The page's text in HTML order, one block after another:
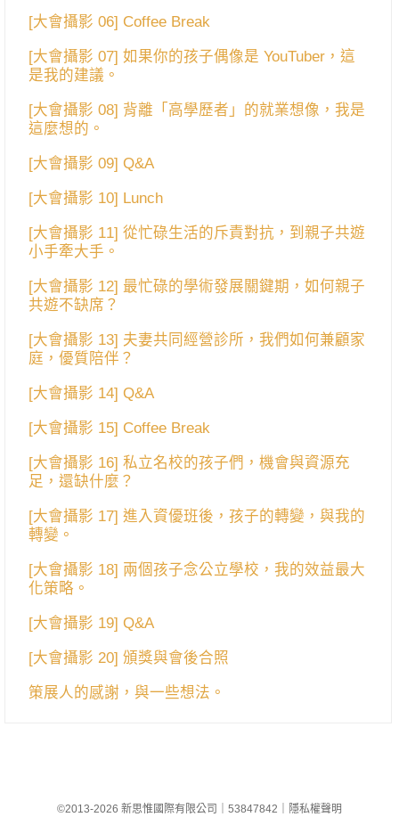
[大會攝影 06] Coffee Break
[大會攝影 07] 如果你的孩子偶像是 YouTuber，這
是我的建議。
[大會攝影 08] 背離「高學歷者」的就業想像，我是
這麼想的。
[大會攝影 09] Q&A
[大會攝影 10] Lunch
[大會攝影 11] 從忙碌生活的斥責對抗，到親子共遊
小手牽大手。
[大會攝影 12] 最忙碌的學術發展關鍵期，如何親子
共遊不缺席？
[大會攝影 13] 夫妻共同經營診所，我們如何兼顧家
庭，優質陪伴？
[大會攝影 14] Q&A
[大會攝影 15] Coffee Break
[大會攝影 16] 私立名校的孩子們，機會與資源充
足，還缺什麼？
[大會攝影 17] 進入資優班後，孩子的轉變，與我的
轉變。
[大會攝影 18] 兩個孩子念公立學校，我的效益最大
化策略。
[大會攝影 19] Q&A
[大會攝影 20] 頒獎與會後合照
策展人的感謝，與一些想法。
©2013-2026 新思惟國際有限公司 53847842 隱私權聲明